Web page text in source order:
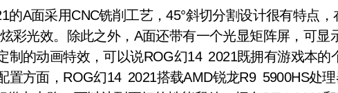
面采用CNC铣削工艺，45°斜切分割设计很有特点，
彩光效。除此之外，A面还带有一个光显矩阵屏，可显
制的动画特效，可以说ROG幻14 2021既拥有游戏本的
置方面，ROG幻14 2021搭载AMD锐龙R9 5900HS处理